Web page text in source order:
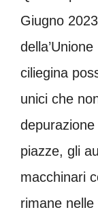
Giugno
ciliegina
unici che
piazze, gli
macchinari
rimane